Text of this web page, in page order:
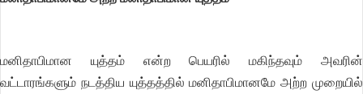
மனிதாபிமான யுத்தம் என்ற பெயரில் மகிந்தவும் அவரின்
வட்டாரங்களும் நடத்திய யுத்தத்தில் மனிதாபிமானமே அற்ற முறையில்